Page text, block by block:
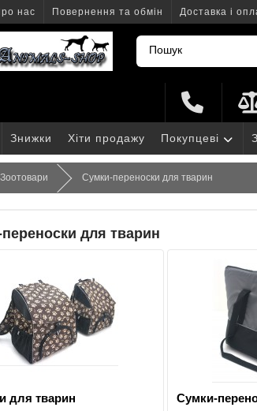
нас Повернення та обмін Доставка і
Знижки Хіти продажу Покупцеві
Зоотовари Сумки-переноски для тварин
для тварин
для тварин Сумки-